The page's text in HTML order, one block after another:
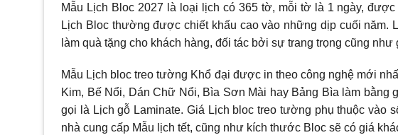
Mẫu Lịch Bloc 2027 là loại lịch có 365 tờ, mỗi tờ là 1 ngày,
Lịch Bloc thường được chiết khấu cao vào những dịp cuối
làm quà tặng cho khách hàng, đối tác bởi sự trang trọng cũng
Mẫu Lịch bloc treo tường Khổ đại được in theo công nghệ mới
Kim, Bế Nổi, Dán Chữ Nổi, Bìa Sơn Mài hay Bảng Bìa làm bằng
gọi là Lịch gỗ Laminate. Giá Lịch bloc treo tường phụ thuộc vào
nhà cung cấp Mẫu lịch tết, cũng như kích thước Bloc sẽ có giá